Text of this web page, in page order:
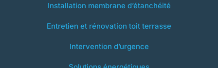
Installation membrane d’étanchéité
Entretien et rénovation toit terrasse
Intervention d’urgence